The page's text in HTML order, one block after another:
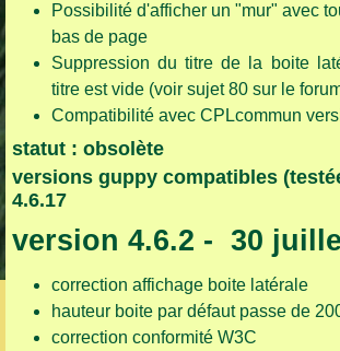
Possibilité d'afficher un "mur" avec
bas de page
Suppression du titre de la boite
titre est vide (voir sujet 80 sur le
Compatibilité avec CPLcommun
statut : obsolète
versions guppy compatibles
4.6.17
version 4.6.2 - 30
correction affichage boite latérale
hauteur boite par défaut passe de
correction conformité W3C